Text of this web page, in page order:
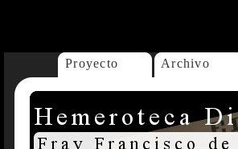
Proyecto Archivo